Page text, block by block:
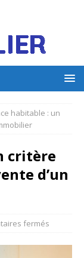
habitable : un
critère
d’un
fermés